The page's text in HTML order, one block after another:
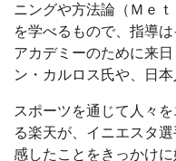
ニングや方法論（Ｍｅ
を学べるもので、指導
アカデミーのために来
ン・カルロス氏や、日本
スポーツを通じて人々
る楽天が、イニエスタ
感したことをきっかけ